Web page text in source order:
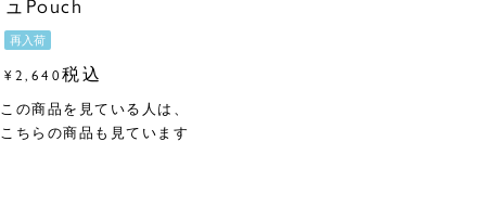
再入荷
¥2,640税込
この商品を見ている人は、
こちらの商品も見ています